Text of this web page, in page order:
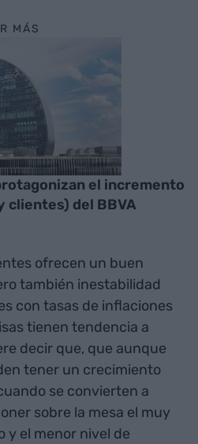
MÁS
el incremento
clientes) del BBVA
ofrecen un buen
también inestabilidad
con tasas de inflaciones
tienen tendencia a
decir que, que aunque
tener un crecimiento
se convierten a
sobre la mesa el muy
y el menor nivel de